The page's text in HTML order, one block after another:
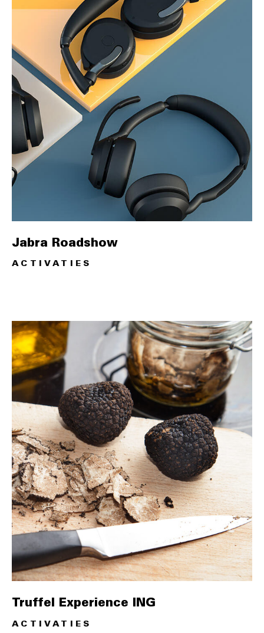
Jabra Roadshow
ACTIVATIES
Truffel Experience ING
ACTIVATIES